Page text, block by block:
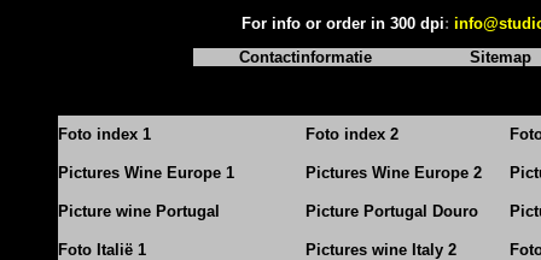
For info or order in 300 dpi:
Contactinformatie
Sitemap
Foto index 1 Foto index 2
Pictures Wine Europe 1 Pictures Wine Europe 2
Picture wine Portugal Picture Portugal Douro
Foto Italië 1 Pictures wine Italy 2